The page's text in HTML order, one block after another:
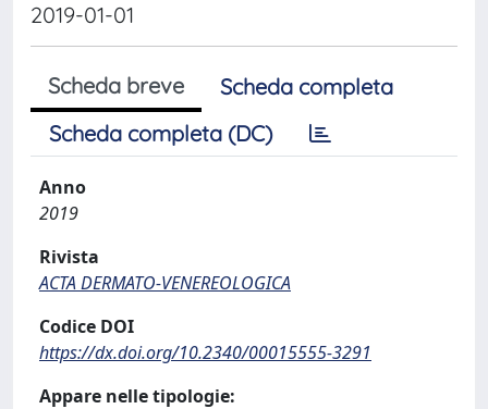
2019-01-01
Scheda breve
Scheda completa
Scheda completa (DC)
Anno
2019
Rivista
ACTA DERMATO-VENEREOLOGICA
Codice DOI
https://dx.doi.org/10.2340/00015555-3291
Appare nelle tipologie: